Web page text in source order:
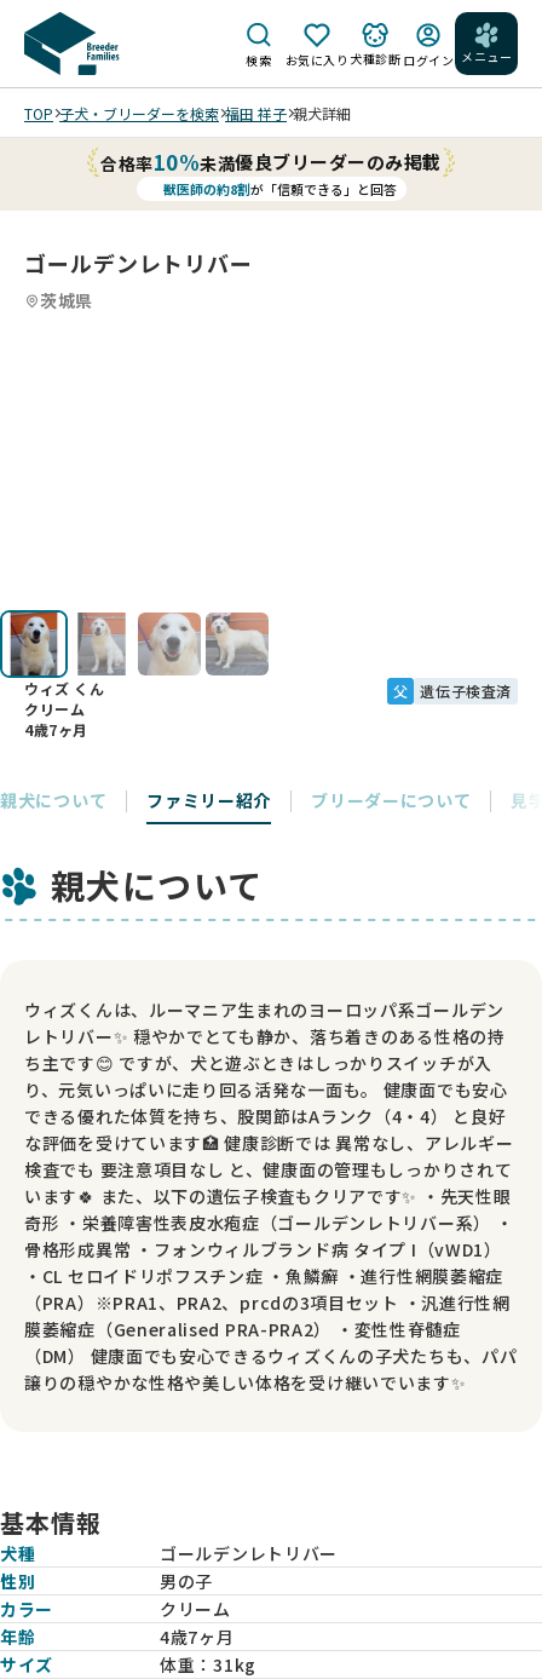
検索 お気に入り 犬種診断 ログイン メニュー
TOP 子犬・ブリーダーを検索 福田 祥子 親犬詳細
合格率10%未満優良ブリーダーのみ掲載
獣医師の約8割が「信頼できる」と回答
ゴールデンレトリバー
茨城県
ウィズ くん
クリーム
4歳7ヶ月
父 遺伝子検査済
親犬について ファミリー紹介 ブリーダーについて 見
親犬について
ウィズくんは、ルーマニア生まれのヨーロッパ系ゴールデン
レトリバー✨ 穏やかでとても静か、落ち着きのある性格の持
ち主です😊 ですが、犬と遊ぶときはしっかりスイッチが入
り、元気いっぱいに走り回る活発な一面も。 健康面でも安心
できる優れた体質を持ち、股関節はAランク（4・4） と良好
な評価を受けています🏥 健康診断では 異常なし、アレルギー
検査でも 要注意項目なし と、健康面の管理もしっかりされて
います🍀 また、以下の遺伝子検査もクリアです✨ ・先天性眼
奇形 ・栄養障害性表皮水疱症（ゴールデンレトリバー系） ・
骨格形成異常 ・フォンウィルブランド病 タイプ I（vWD1）
・CL セロイドリポフスチン症 ・魚鱗癬 ・進行性網膜萎縮症
（PRA）※PRA1、PRA2、prcdの3項目セット ・汎進行性網
膜萎縮症（Generalised PRA-PRA2） ・変性性脊髄症
（DM） 健康面でも安心できるウィズくんの子犬たちも、パパ
譲りの穏やかな性格や美しい体格を受け継いでいます✨
基本情報
犬種
ゴールデンレトリバー
性別
男の子
カラー
クリーム
年齢
4歳7ヶ月
サイズ
体重：31kg